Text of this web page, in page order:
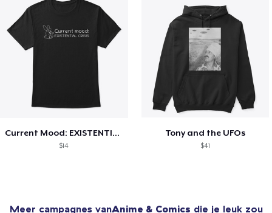
Current Mood: EXISTENTIAL CRISIS
$14
Tony and the UFOs
$41
Meer campagnes vanAnime & Comics die je leuk zou